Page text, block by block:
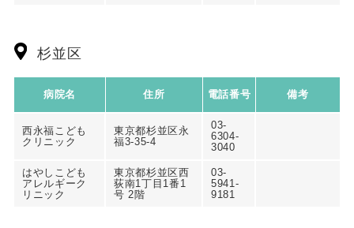
杉並区
病院名 住所 電話番号 備考
西永福こども
クリニック
東京都杉並区永
福3-35-4
03-
6304-
3040
はやしこども
アレルギーク
リニック
東京都杉並区西
荻南1丁目1番1
号 2階
03-
5941-
9181